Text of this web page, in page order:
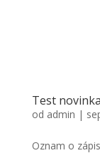
Test
od admin |
Oznam o